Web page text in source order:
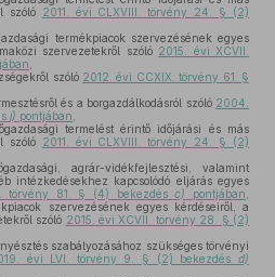
szóló 2011. évi CLXVIII. törvény 24. § (2)
termékpiacok szervezésének egyes
szervezetekről szóló 2015. évi XCVII.
szóló 2012. évi CCXIX. törvény 61. §
és a borgazdálkodásról szóló 2004.
j) pontjában
termelést érintő időjárási és más
szóló 2011. évi CLXVIII. törvény 24. § (2)
agrár-vidékfejlesztési, valamint
intézkedésekhez kapcsolódó eljárás egyes
törvény 81. § (4) bekezdésc) pontjában
szervezésének egyes kérdéseiről, a
szóló 2015. évi XCVII. törvény 28. § (2)
szabályozásához szükséges törvényi
évi LVI. törvény 9. § (2) bekezdésd)